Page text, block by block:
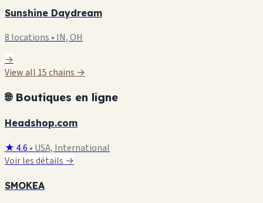
Sunshine Daydream
8 locations • IN, OH
→
View all 15 chains →
🌐 Boutiques en ligne
Headshop.com
★ 4.6 • USA, International
Voir les détails →
SMOKEA